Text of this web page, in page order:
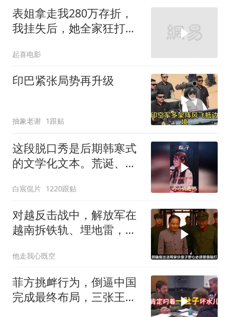
表姐拿走我280万存折，
我挂失后，她全家狂打
起喜电影
印巴紧张局势再升级
抽象老谢 1跟贴
这段脱口秀是后期韩寒式
的文学化文本。荒诞、激
白宸侃片 1220跟贴
对越反击战中，解放军在
越南拆铁轨、埋地雷，是
他走我心既空
菲方挑衅行为，倒逼中国
完成最终布局，三张王牌